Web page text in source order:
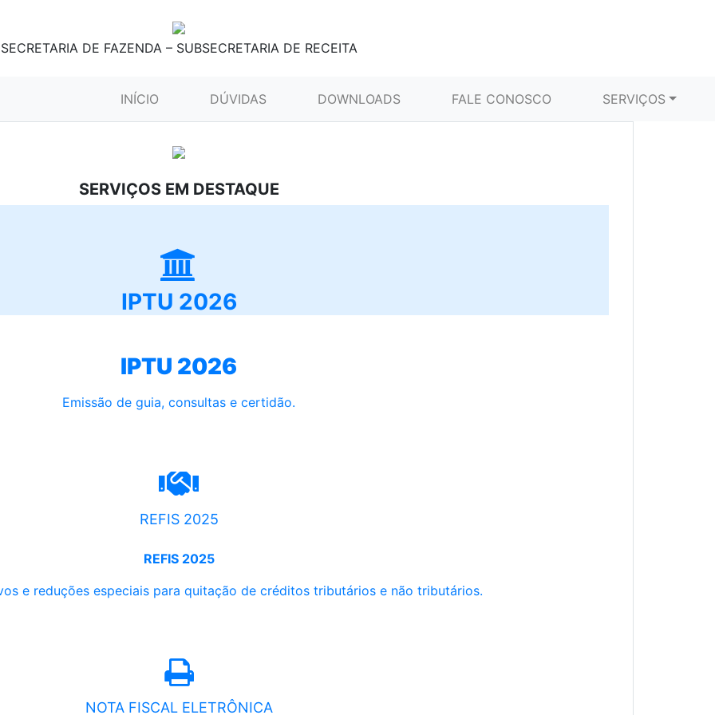
SECRETARIA DE FAZENDA – SUBSECRETARIA DE RECEITA
INÍCIO (CURRENT)DÚVIDAS DOWNLOADS FALE CONOSCO SERVIÇOS
SERVIÇOS EM DESTAQUE
IPTU 2026
IPTU 2026
Emissão de guia, consultas e certidão.
REFIS 2025
REFIS 2025
e reduções especiais para quitação de créditos tributários e não tributários.
NOTA FISCAL ELETRÔNICA